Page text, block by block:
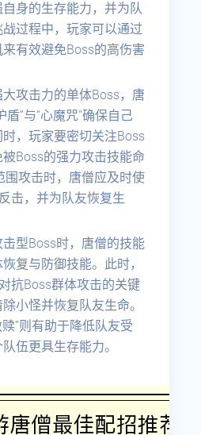
身的生存能力，并为队
过程中，玩家可以通过
有效避免Boss的高伤害
攻击力的单体Boss，唐
”与“心魔咒”确保自己
，玩家要密切关注Boss
Boss的强力攻击技能命
围攻击时，唐僧应及时使
击，并为队友恢复生
型Boss时，唐僧的技能
复与防御技能。此时，
抗Boss群体攻击的关键
小怪并恢复队友生命。
赎”则有助于降低队友受
伍更具生存能力。